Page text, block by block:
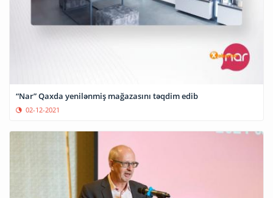
“Nar” Qaxda yenilənmiş mağazasını təqdim edib
02-12-2021